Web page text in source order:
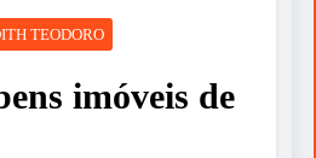
TEODORO
imóveis de